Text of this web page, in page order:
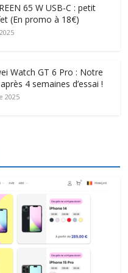
65 W USB-C : petit
(En promo à 18€)
Watch GT 6 Pro : Notre
4 semaines d’essai !
2025